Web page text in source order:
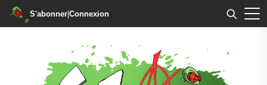
S'abonner|Connexion